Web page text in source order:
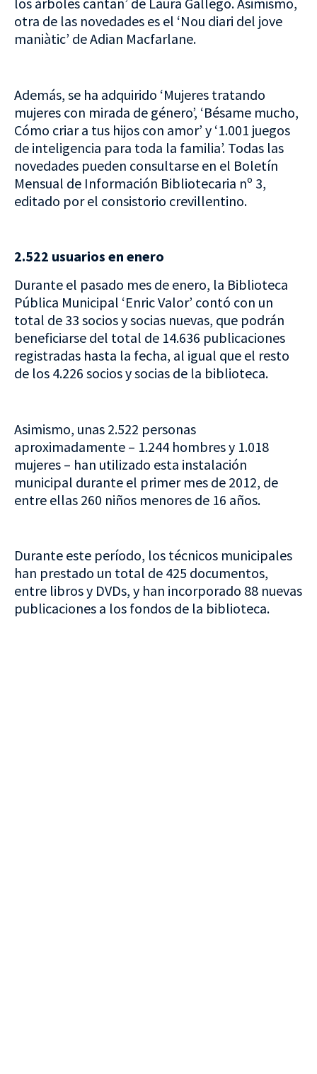
otra de las novedades es el ‘Nou diari del jove
maniàtic’ de Adian Macfarlane.
Además, se ha adquirido ‘Mujeres tratando
mujeres con mirada de género’, ‘Bésame mucho,
Cómo criar a tus hijos con amor’ y ‘1.001 juegos
de inteligencia para toda la familia’. Todas las
novedades pueden consultarse en el Boletín
Mensual de Información Bibliotecaria nº 3,
editado por el consistorio crevillentino.
2.522 usuarios en enero
Durante el pasado mes de enero, la Biblioteca
Pública Municipal ‘Enric Valor’ contó con un
total de 33 socios y socias nuevas, que podrán
beneficiarse del total de 14.636 publicaciones
registradas hasta la fecha, al igual que el resto
de los 4.226 socios y socias de la biblioteca.
Asimismo, unas 2.522 personas
aproximadamente – 1.244 hombres y 1.018
mujeres – han utilizado esta instalación
municipal durante el primer mes de 2012, de
entre ellas 260 niños menores de 16 años.
Durante este período, los técnicos municipales
han prestado un total de 425 documentos,
entre libros y DVDs, y han incorporado 88 nuevas
publicaciones a los fondos de la biblioteca.